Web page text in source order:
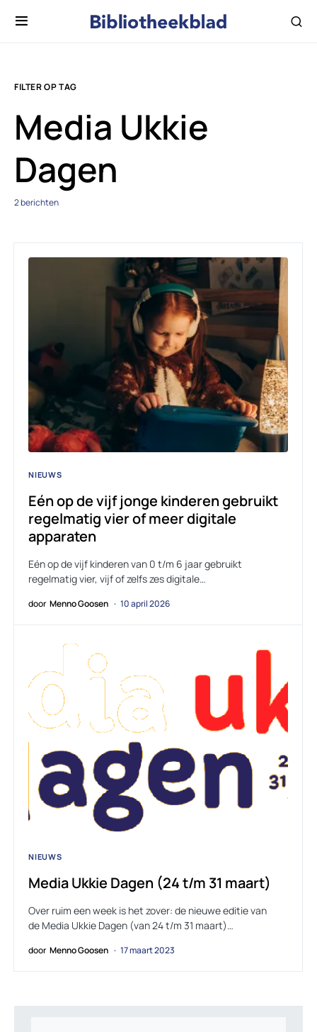
FILTER OP TAG
Media Ukkie
Dagen
2 berichten
NIEUWS
Eén op de vijf jonge kinderen gebruikt
regelmatig vier of meer digitale
apparaten
Eén op de vijf kinderen van 0 t/m 6 jaar gebruikt
regelmatig vier, vijf of zelfs zes digitale…
door Menno Goosen 10 april 2026
NIEUWS
Media Ukkie Dagen (24 t/m 31 maart)
Over ruim een week is het zover: de nieuwe editie van
de Media Ukkie Dagen (van 24 t/m 31 maart)…
door Menno Goosen 17 maart 2023